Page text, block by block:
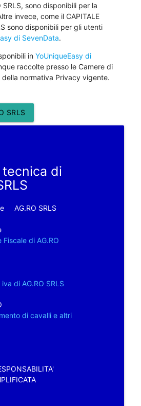
sono disponibili per la
invece, come il CAPITALE
sono disponibili per gli utenti
di SevenData.
inYoUniqueEasy di
raccolte presso le Camere di
normativa Privacy vigente.
SRLS
di
AG.RO SRLS
di AG.RO
di AG.RO SRLS
di cavalli e altri